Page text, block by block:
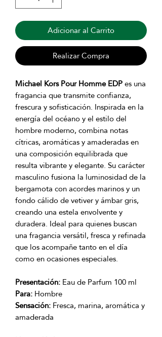
Adicionar al Carrito
Realizar Compra
Michael Kors Pour Homme EDPes una
fragancia que transmite confianza,
frescura y sofisticación. Inspirada en la
energía del océano y el estilo del
hombre moderno, combina notas
cítricas, aromáticas y amaderadas en
una composición equilibrada que
resulta vibrante y elegante. Su carácter
masculino fusiona la luminosidad de la
bergamota con acordes marinos y un
fondo cálido de vetiver y ámbar gris,
creando una estela envolvente y
duradera. Ideal para quienes buscan
una fragancia versátil, fresca y refinada
que los acompañe tanto en el día
como en ocasiones especiales.
Presentación:Eau de Parfum 100 ml
Para:Hombre
Sensación:Fresca, marina, aromática y
amaderada